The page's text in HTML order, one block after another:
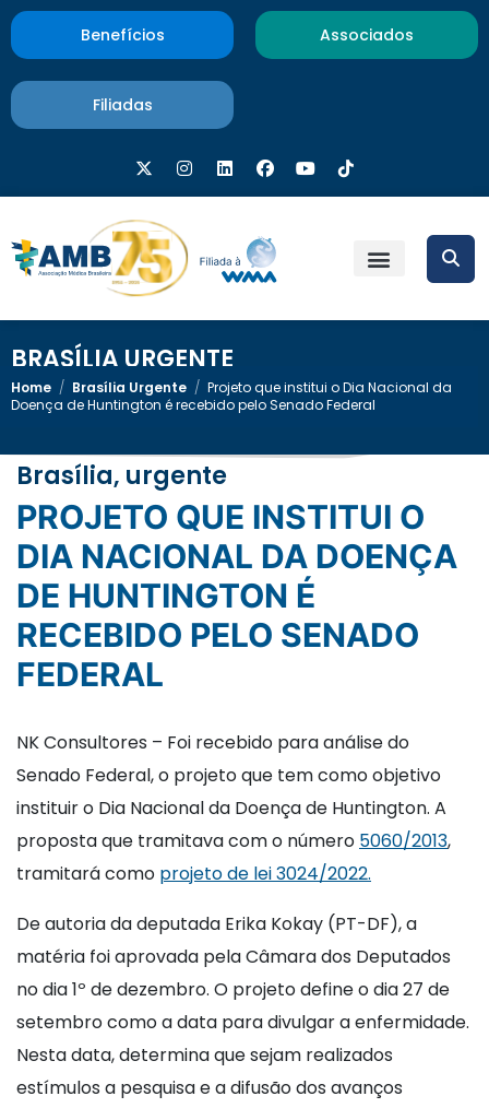
Benefícios Associados
Filiadas
BRASÍLIA URGENTE
Home / Brasília Urgente / Projeto que institui o Dia Nacional da
Doença de Huntington é recebido pelo Senado Federal
Brasília, urgente
PROJETO QUE INSTITUI O
DIA NACIONAL DA DOENÇA
DE HUNTINGTON É
RECEBIDO PELO SENADO
FEDERAL
NK Consultores – Foi recebido para análise do
Senado Federal, o projeto que tem como objetivo
instituir o Dia Nacional da Doença de Huntington. A
proposta que tramitava com o número 5060/2013,
tramitará como projeto de lei 3024/2022.
De autoria da deputada Erika Kokay (PT-DF), a
matéria foi aprovada pela Câmara dos Deputados
no dia 1º de dezembro. O projeto define o dia 27 de
setembro como a data para divulgar a enfermidade.
Nesta data, determina que sejam realizados
estímulos a pesquisa e a difusão dos avanços